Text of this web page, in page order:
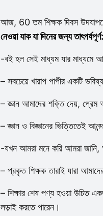
আজ, 60 তম শিক্ষক দিবস
নেওয়া যাক যা দিনের জন্য তাৎপর্যপূর্ণ:
-বই হল সেই মাধ্যম যার মাধ্যমে
– সবচেয়ে খারাপ পাপীর একটি
– জ্ঞান আমাদের শক্তি দেয়, প্রেম
– জ্ঞান ও বিজ্ঞানের ভিত্তিতেই
-যখন আমরা মনে করি আমরা জানি,
– প্রকৃত শিক্ষক তারাই যারা
– শিক্ষার শেষ পণ্য হওয়া উচিত
লড়াই করতে পারেন।